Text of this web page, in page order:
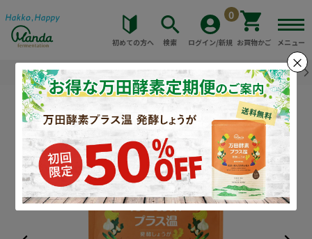
初めての方へ 検索 ログイン/新規お買物かご
0
メニュー
トップ 万田酵素一覧 万田酵素プラス温 発酵しょうが
×